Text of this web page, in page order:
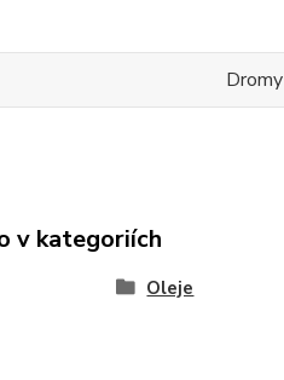
Dromy
v kategoriích
Oleje